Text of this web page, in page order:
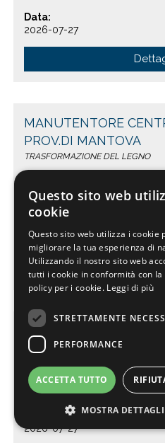
Data:
2026-07-27
MANUTENTORE
PROV.DI MANTOVA
TRASFORMAZIONE DEL LEGNO
l’azienda, leader nella
impianti energetici avanzati,
termica con patentino di 1° grado
2026-07-27
EXPORT MANAGER
MACCHINE MOVIMENTO TERRA
Per importante azienda di
quarter in emilia , ricerchiamo
america , richieste trasferte di
2026-07-27
Questo sito web
cookie
Questo sito web utilizza i cookie
migliorare la tua esperienza di
Utilizzando il nostro sito web
tutti i cookie in conformità con la
policy per i cookie. Leggi di più
STRETTAMENTE
PERFORMANCE
ACCETTA TUTTO
MOSTRA DETTAGLI